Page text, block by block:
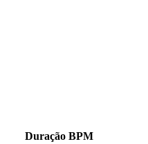
Duração BPM